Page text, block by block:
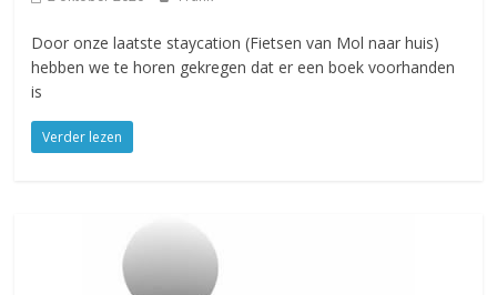
Door onze laatste staycation (Fietsen van Mol naar huis)
hebben we te horen gekregen dat er een boek voorhanden
is
Verder lezen